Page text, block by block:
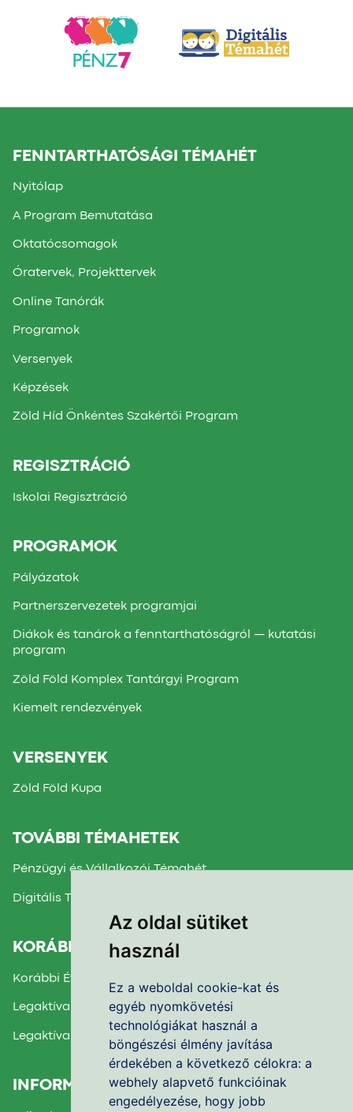
Az oldal sütiket
használ
Ez a weboldal cookie-kat és
egyéb nyomkövetési
technológiákat használ a
böngészési élmény javítása
érdekében a következő célokra: a
webhely alapvető funkcióinak
engedélyezése, hogy jobb
FENNTARTHATÓSÁGI TÉMAHÉT
Nyitólap
A Program Bemutatása
Oktatócsomagok
Óratervek, Projekttervek
Online Tanórák
Programok
Versenyek
Képzések
Zöld Híd Önkéntes Szakértői Program
REGISZTRÁCIÓ
Iskolai Regisztráció
PROGRAMOK
Pályázatok
Partnerszervezetek programjai
Diákok és tanárok a fenntarthatóságról — kutatási
program
Zöld Föld Komplex Tantárgyi Program
Kiemelt rendezvények
VERSENYEK
Zöld Föld Kupa
TOVÁBBI TÉMAHETEK
Pénzügyi és Vállalkozói Témahét
Digitális Témahét
KORÁBBI TÉMAHETEK
Korábbi Évek Beszámolói
Legaktívabb Iskola díj 2025.
Legaktívabb Iskola díj 2024.
INFORMÁCIÓK